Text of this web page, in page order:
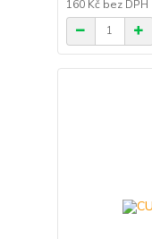
160 Kč bez DPH